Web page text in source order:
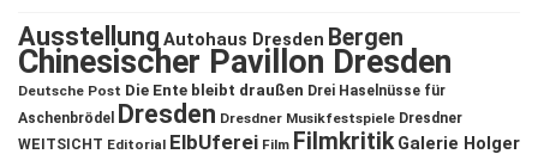
Ausstellung Autohaus Dresden Bergen
Chinesischer Pavillon Dresden
Deutsche Post Die Ente bleibt draußen Drei Haselnüsse für
Aschenbrödel
Dresden Dresdner Musikfestspiele Dresdner
WEITSICHT Editorial ElbUferei Film Filmkritik Galerie Holger